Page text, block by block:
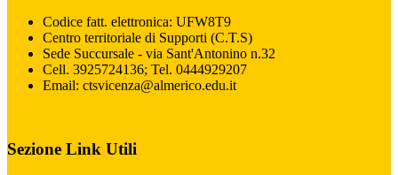
Codice fatt. elettronica: UFW8T9
Centro territoriale di Supporti (C.T.S)
Sede Succursale - via Sant'Antonino n.32
Cell. 3925724136; Tel. 0444929207
Email: ctsvicenza@almerico.edu.it
Sezione Link Utili